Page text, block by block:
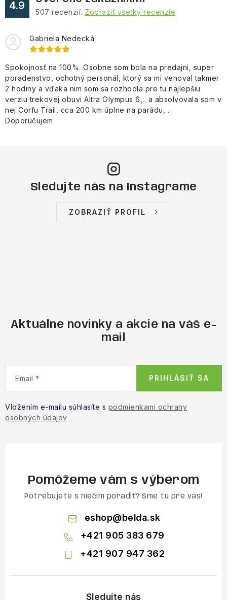
4.9
507 recenzií. Zobraziť všetky recenzie
Gabriela Nedecká
Spokojnosť na 100%. Osobne som bola na predajni, super
poradenstvo, ochotný personál, ktorý sa mi venoval takmer
2 hodiny a vďaka nim som sa rozhodla pre tu najlepšiu
verziu trekovej obuvi Altra Olympus 6,.. a absolvovala som v
nej Corfu Trail, cca 200 km úplne na parádu, ...
Doporučujem
Sledujte nás na Instagrame
ZOBRAZIŤ PROFIL
Aktuálne novinky a akcie na váš e-
mail
Email
Vložením e-mailu súhlasíte s podmienkami ochrany
osobných údajov
PRIHLÁSIŤ SA
Pomôžeme vám s výberom
Potrebujete s niečím poradiť? Sme tu pre vás!
eshop@belda.sk
+421 905 383 679
+421 907 947 362